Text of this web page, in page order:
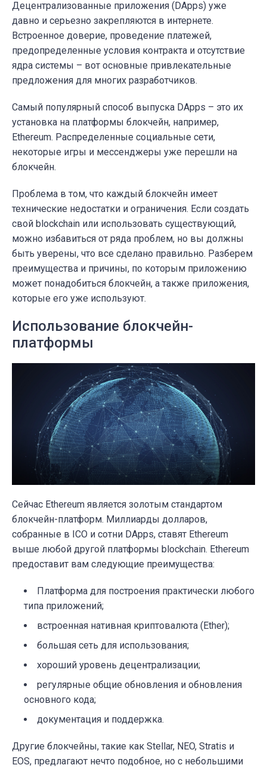
Децентрализованные приложения (DApps) уже
давно и серьезно закрепляются в интернете.
Встроенное доверие, проведение платежей,
предопределенные условия контракта и отсутствие
ядра системы – вот основные привлекательные
предложения для многих разработчиков.
Самый популярный способ выпуска DApps – это их
установка на платформы блокчейн, например,
Ethereum. Распределенные социальные сети,
некоторые игры и мессенджеры уже перешли на
блокчейн.
Проблема в том, что каждый блокчейн имеет
технические недостатки и ограничения. Если создать
свой blockchain или использовать существующий,
можно избавиться от ряда проблем, но вы должны
быть уверены, что все сделано правильно. Разберем
преимущества и причины, по которым приложению
может понадобиться блокчейн, а также приложения,
которые его уже используют.
Использование блокчейн-
платформы
Сейчас Ethereum является золотым стандартом
блокчейн-платформ. Миллиарды долларов,
собранные в ICO и сотни DApps, ставят Ethereum
выше любой другой платформы blockchain. Ethereum
предоставит вам следующие преимущества:
Платформа для построения практически любого
типа приложений;
встроенная нативная криптовалюта (Ether);
большая сеть для использования;
хороший уровень децентрализации;
регулярные общие обновления и обновления
основного кода;
документация и поддержка.
Другие блокчейны, такие как Stellar, NEO, Stratis и
EOS, предлагают нечто подобное, но с небольшими